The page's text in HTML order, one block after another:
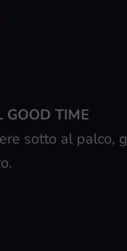
GOOD TIME
sotto al palco,